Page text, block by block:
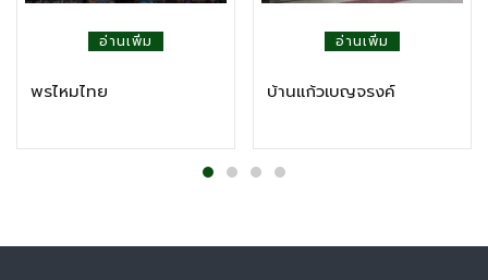
อ่านเพิ่ม
พรไหมไทย
อ่านเพิ่ม
บ้านแก้วเบญจรงค์